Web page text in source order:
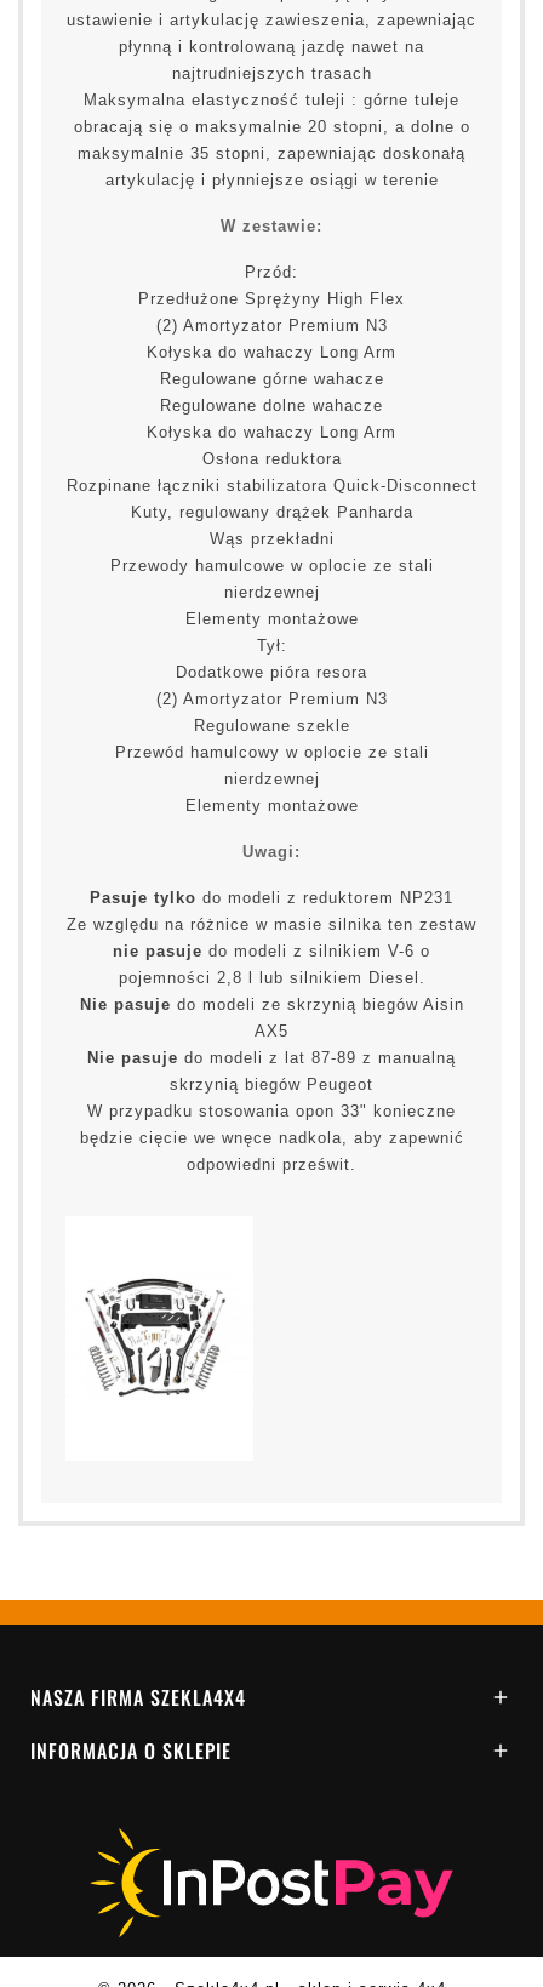
ustawienie i artykulację zawieszenia, zapewniając
płynną i kontrolowaną jazdę nawet na
najtrudniejszych trasach
Maksymalna elastyczność tuleji : górne tuleje
obracają się o maksymalnie 20 stopni, a dolne o
maksymalnie 35 stopni, zapewniając doskonałą
artykulację i płynniejsze osiągi w terenie
W zestawie:
Przód:
Przedłużone Sprężyny High Flex
(2) Amortyzator Premium N3
Kołyska do wahaczy Long Arm
Regulowane górne wahacze
Regulowane dolne wahacze
Kołyska do wahaczy Long Arm
Osłona reduktora
Rozpinane łączniki stabilizatora Quick-Disconnect
Kuty, regulowany drążek Panharda
Wąs przekładni
Przewody hamulcowe w oplocie ze stali
nierdzewnej
Elementy montażowe
Tył:
Dodatkowe pióra resora
(2) Amortyzator Premium N3
Regulowane szekle
Przewód hamulcowy w oplocie ze stali
nierdzewnej
Elementy montażowe
Uwagi:
Pasuje tylko do modeli z reduktorem NP231
Ze względu na różnice w masie silnika ten zestaw
nie pasuje do modeli z silnikiem V-6 o
pojemności 2,8 l lub silnikiem Diesel.
Nie pasuje do modeli ze skrzynią biegów Aisin
AX5
Nie pasuje do modeli z lat 87-89 z manualną
skrzynią biegów Peugeot
W przypadku stosowania opon 33" konieczne
będzie cięcie we wnęce nadkola, aby zapewnić
odpowiedni prześwit.
NASZA FIRMA SZEKLA4X4 
INFORMACJA O SKLEPIE 